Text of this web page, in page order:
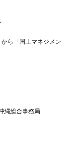
ら「国土マネジメン
縄総合事務局